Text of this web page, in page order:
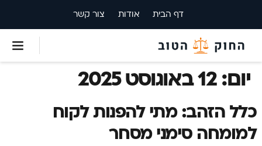
דף הבית אודות צור קשר
יום:12 באוגוסט 2025
כלל הזהב: מתי להפנות לקוח
למומחה סימני מסחר